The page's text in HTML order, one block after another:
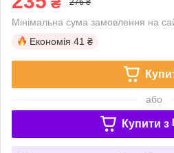
Мінімальна сума замовлення на
Економія 41 ₴
або
Купити з